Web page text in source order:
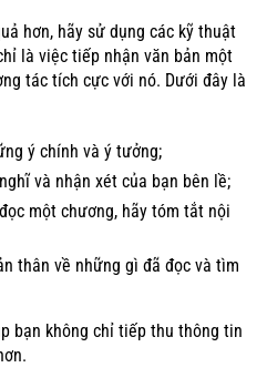
hơn, hãy sử dụng các kỹ thuật
là việc tiếp nhận văn bản một
tác tích cực với nó. Dưới đây là
ý chính và ý tưởng;
và nhận xét của bạn bên lề;
một chương, hãy tóm tắt nội
thân về những gì đã đọc và tìm
bạn không chỉ tiếp thu thông tin